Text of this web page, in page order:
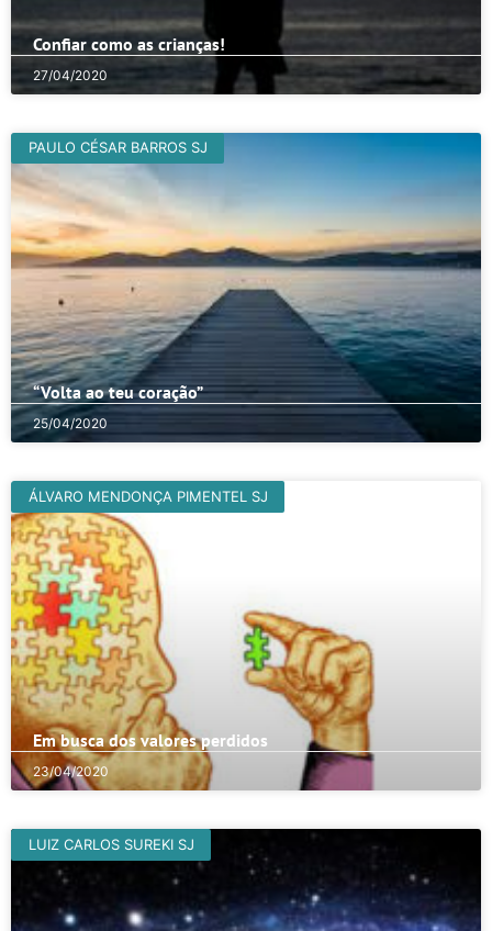
Confiar como as crianças!
27/04/2020
PAULO CÉSAR BARROS SJ
“Volta ao teu coração”
25/04/2020
ÁLVARO MENDONÇA PIMENTEL SJ
Em busca dos valores perdidos
23/04/2020
LUIZ CARLOS SUREKI SJ